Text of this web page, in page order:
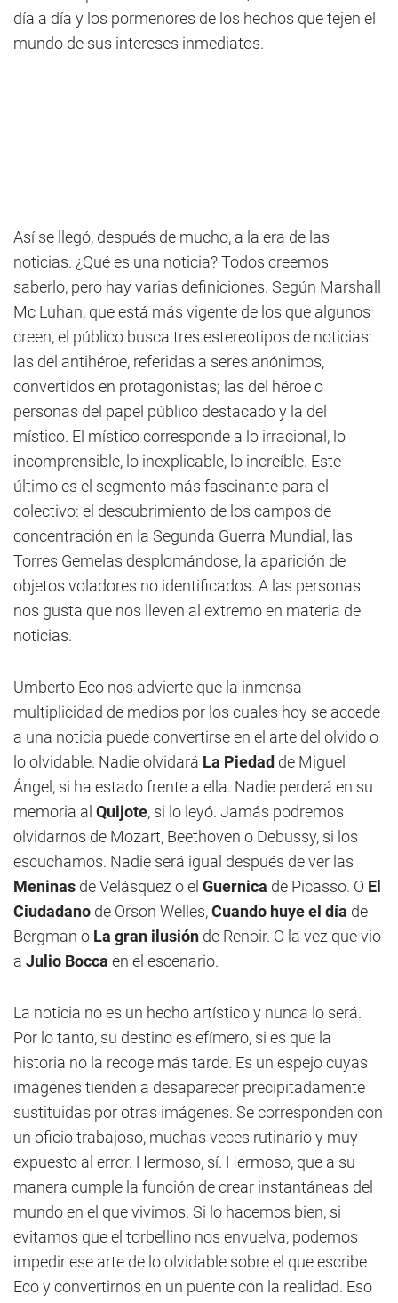
día a día y los pormenores de los hechos que tejen el
mundo de sus intereses inmediatos.
Así se llegó, después de mucho, a la era de las
noticias. ¿Qué es una noticia? Todos creemos
saberlo, pero hay varias definiciones. Según Marshall
Mc Luhan, que está más vigente de los que algunos
creen, el público busca tres estereotipos de noticias:
las del antihéroe, referidas a seres anónimos,
convertidos en protagonistas; las del héroe o
personas del papel público destacado y la del
místico. El místico corresponde a lo irracional, lo
incomprensible, lo inexplicable, lo increíble. Este
último es el segmento más fascinante para el
colectivo: el descubrimiento de los campos de
concentración en la Segunda Guerra Mundial, las
Torres Gemelas desplomándose, la aparición de
objetos voladores no identificados. A las personas
nos gusta que nos lleven al extremo en materia de
noticias.
Umberto Eco nos advierte que la inmensa
multiplicidad de medios por los cuales hoy se accede
a una noticia puede convertirse en el arte del olvido o
lo olvidable. Nadie olvidará La Piedad de Miguel
Ángel, si ha estado frente a ella. Nadie perderá en su
memoria al Quijote, si lo leyó. Jamás podremos
olvidarnos de Mozart, Beethoven o Debussy, si los
escuchamos. Nadie será igual después de ver las
Meninas de Velásquez o el Guernica de Picasso. O El
Ciudadano de Orson Welles,Cuando huye el día de
Bergman o La gran ilusión de Renoir. O la vez que vio
a Julio Bocca en el escenario.
La noticia no es un hecho artístico y nunca lo será.
Por lo tanto, su destino es efímero, si es que la
historia no la recoge más tarde. Es un espejo cuyas
imágenes tienden a desaparecer precipitadamente
sustituidas por otras imágenes. Se corresponden con
un oficio trabajoso, muchas veces rutinario y muy
expuesto al error. Hermoso, sí. Hermoso, que a su
manera cumple la función de crear instantáneas del
mundo en el que vivimos. Si lo hacemos bien, si
evitamos que el torbellino nos envuelva, podemos
impedir ese arte de lo olvidable sobre el que escribe
Eco y convertirnos en un puente con la realidad. Eso